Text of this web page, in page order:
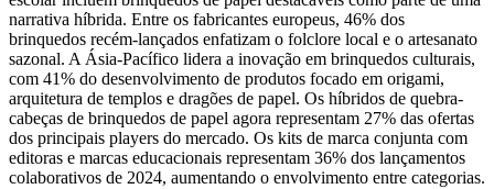
narrativa híbrida. Entre os fabricantes europeus, 46% dos
brinquedos recém-lançados enfatizam o folclore local e o artesanato
sazonal. A Ásia-Pacífico lidera a inovação em brinquedos culturais,
com 41% do desenvolvimento de produtos focado em origami,
arquitetura de templos e dragões de papel. Os híbridos de quebra-
cabeças de brinquedos de papel agora representam 27% das ofertas
dos principais players do mercado. Os kits de marca conjunta com
editoras e marcas educacionais representam 36% dos lançamentos
colaborativos de 2024, aumentando o envolvimento entre categorias.